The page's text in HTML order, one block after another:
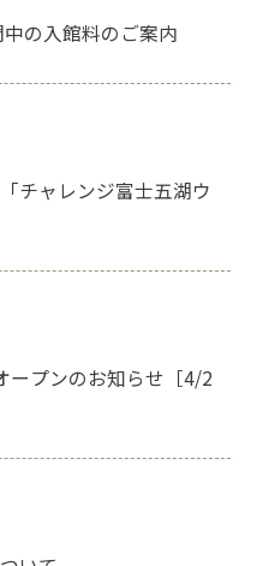
中の入館料のご案内
チャレンジ富士五湖ウ
ープンのお知らせ［4/2